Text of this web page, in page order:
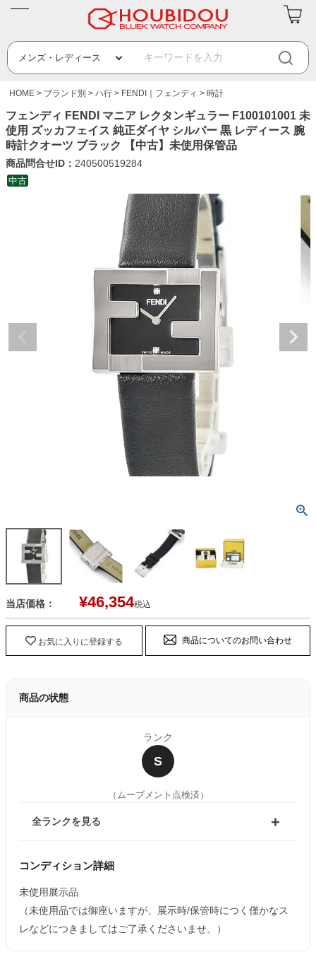
HOME ブランド別 ハ行 FENDI｜フェンディ 時計
フェンディ FENDI マニア レクタンギュラー F100101001 未
使用 ズッカフェイス 純正ダイヤ シルバー 黒 レディース 腕
時計クオーツ ブラック 【中古】未使用保管品
商品問合せID： 240500519284
中古
当店価格： ¥46,354税込
お気に入りに登録する 商品についてのお問い合わせ
商品の状態
ランク
S
（ムーブメント点検済）
全ランクを見る
コンディション詳細
未使用展示品
（未使用品では御座いますが、展示時/保管時につく僅かなス
レなどにつきましてはご了承くださいませ。）